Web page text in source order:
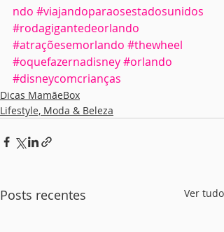
ndo #viajandoparaosestadosunidos
#rodagigantedeorlando
#atraçõesemorlando #thewheel
#oquefazernadisney#orlando
#disneycomcrianças
Dicas MamãeBox
Lifestyle, Moda & Beleza
Posts recentes Ver tudo